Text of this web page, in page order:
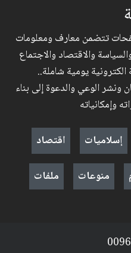
تتضمن معارف ومعلومات
والاقتصاد والاجتماع
يومية شاملة..
الوعي والدعوة إلى بناء
وإمكانياته
إسلاميات
اقتصاد
منوعات ملفات